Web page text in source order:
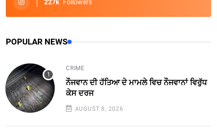
227k Followers
POPULAR NEWS
CRIME
ਨੌਜਵਾਨ ਦੀ ਹੱਤਿਆ ਦੇ ਮਾਮਲੇ ਵਿਚ ਨੌਜਵਾਨਾਂ ਵਿਰੁੱਧ
ਕੇਸ ਦਰਜ
AUGUST 8, 2026